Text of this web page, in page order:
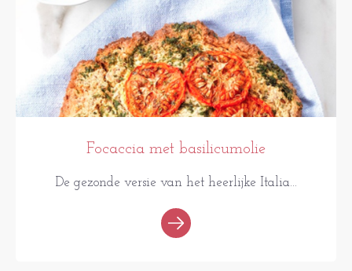
Focaccia met basilicumolie
De gezonde versie van het heerlijke Italia...